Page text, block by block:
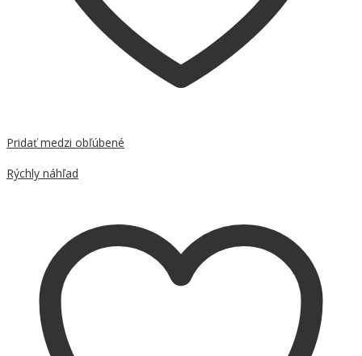
Pridať medzi obľúbené
Rýchly náhľad